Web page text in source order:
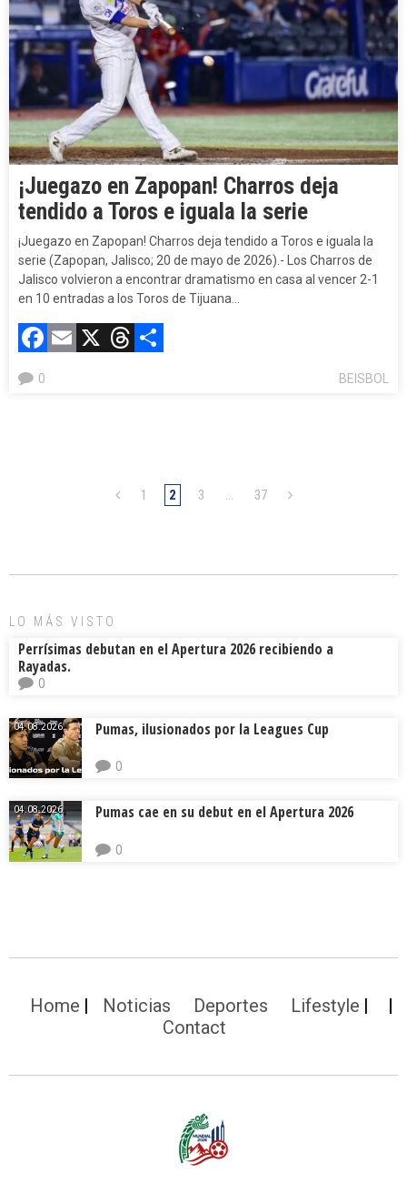
¡Juegazo en Zapopan! Charros deja
tendido a Toros e iguala la serie
¡Juegazo en Zapopan! Charros deja tendido a Toros e iguala la
serie (Zapopan, Jalisco; 20 de mayo de 2026).- Los Charros de
Jalisco volvieron a encontrar dramatismo en casa al vencer 2-1
en 10 entradas a los Toros de Tijuana…
Facebook
Email
X Threads
BEISBOL
0
1 2 3 37
LO MÁS VISTO
Perrísimas debutan en el Apertura 2026 recibiendo a
Rayadas.
0
04.08.2026. Pumas, ilusionados por la Leagues Cup
0
04.08.2026. Pumas cae en su debut en el Apertura 2026
0
Home Noticias Deportes
Lifestyle
Contact